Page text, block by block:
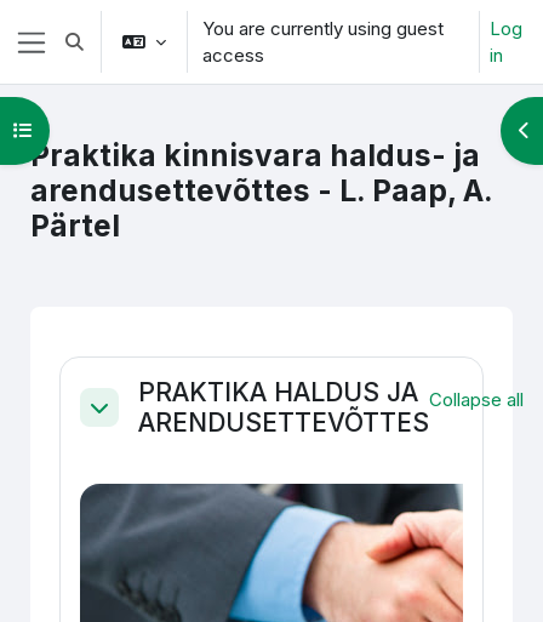
Skip to main content
Side panel
Toggle search input
You are currently using guest
access
Log
in
Praktika kinnisvara haldus- ja
arendusettevõttes - L. Paap, A.
Pärtel
Open course index
Section outline
Collapse
PRAKTIKA HALDUS JA
ARENDUSETTEVÕTTES
Collapse all